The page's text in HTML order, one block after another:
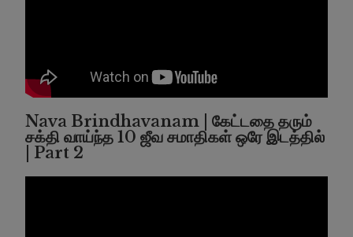
Nava Brindhavanam | கேட்டதை தரும்
சக்தி வாய்ந்த 10 ஜீவ சமாதிகள் ஒரே இடத்தில்
| Part 2